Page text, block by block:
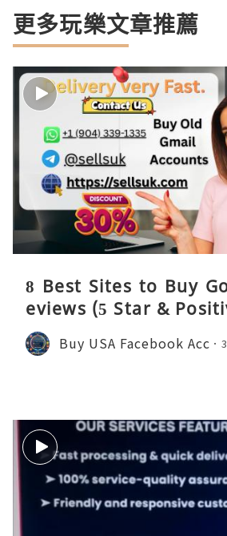
更多玩樂文章推薦
8 Best Sites to Buy
eviews (5 Star &
Buy USA Facebook Acc